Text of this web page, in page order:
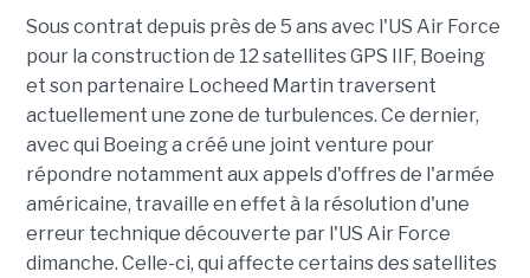
Sous contrat depuis près de 5 ans avec l'US Air Force
pour la construction de 12 satellites GPS IIF, Boeing
et son partenaire Locheed Martin traversent
actuellement une zone de turbulences. Ce dernier,
avec qui Boeing a créé une joint venture pour
répondre notamment aux appels d'offres de l'armée
américaine, travaille en effet à la résolution d'une
erreur technique découverte par l'US Air Force
dimanche. Celle-ci, qui affecte certains des satellites